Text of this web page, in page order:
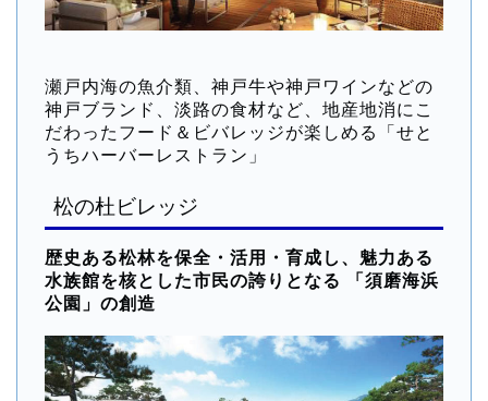
瀬戸内海の魚介類、神戸牛や神戸ワインなどの
神戸ブランド、淡路の食材など、地産地消にこ
だわったフード＆ビバレッジが楽しめる「せと
うちハーバーレストラン」
松の杜ビレッジ
歴史ある松林を保全・活用・育成し、魅力ある
水族館を核とした市民の誇りとなる 「須磨海浜
公園」の創造